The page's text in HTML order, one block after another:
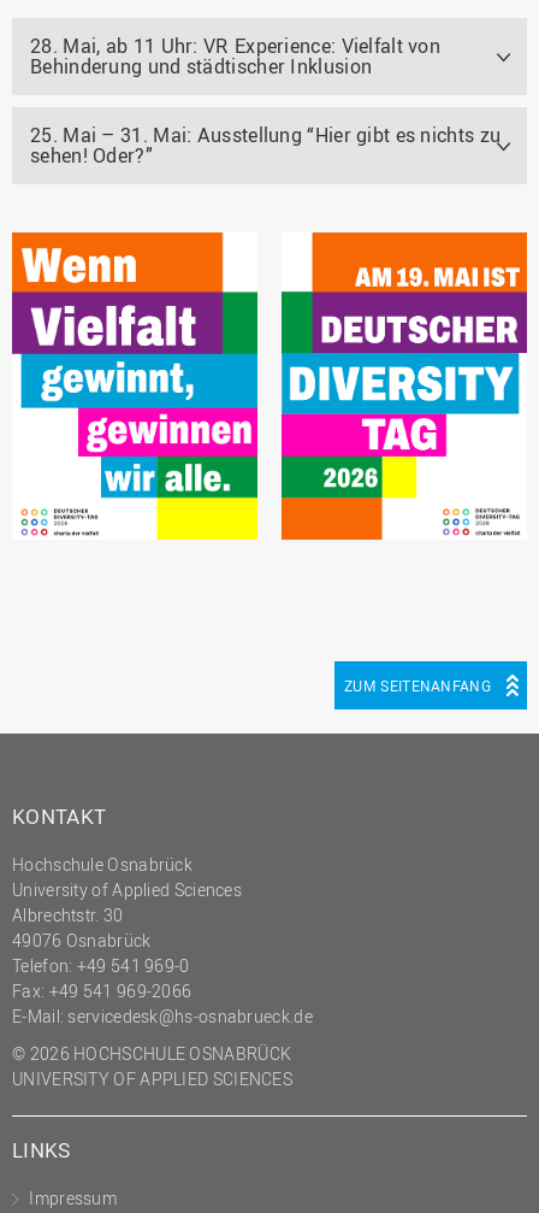
28. Mai, ab 11 Uhr: VR Experience: Vielfalt von
Behinderung und städtischer Inklusion
25. Mai – 31. Mai: Ausstellung “Hier gibt es nichts zu
sehen! Oder?”
ZUM SEITENANFANG
KONTAKT
Hochschule Osnabrück
University of Applied Sciences
Albrechtstr. 30
49076 Osnabrück
Telefon: +49 541 969-0
Fax: +49 541 969-2066
E-Mail: servicedesk@hs-osnabrueck.de
© 2026 HOCHSCHULE OSNABRÜCK
UNIVERSITY OF APPLIED SCIENCES
LINKS
Impressum